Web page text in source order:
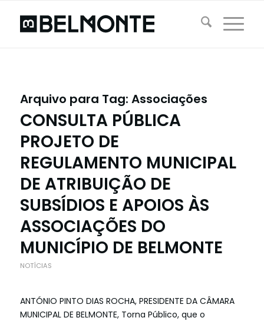
Arquivo para Tag: Associações
CONSULTA PÚBLICA
PROJETO DE
REGULAMENTO MUNICIPAL
DE ATRIBUIÇÃO DE
SUBSÍDIOS E APOIOS ÀS
ASSOCIAÇÕES DO
MUNICÍPIO DE BELMONTE
NOTÍCIAS
ANTÓNIO PINTO DIAS ROCHA, PRESIDENTE DA CÂMARA
MUNICIPAL DE BELMONTE, Torna Público, que o